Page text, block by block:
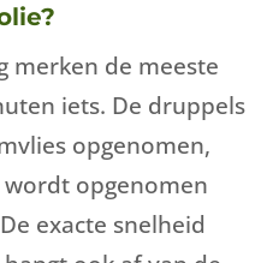
merken de meeste
iets. De druppels
opgenomen,
opgenomen
exacte snelheid